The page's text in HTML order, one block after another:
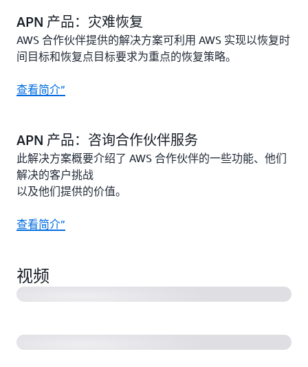
APN 产品：灾难恢复
AWS 合作伙伴提供的解决方案可利用 AWS 实现以恢复时
间目标和恢复点目标要求为重点的恢复策略。
查看简介”
APN 产品：咨询合作伙伴服务
此解决方案概要介绍了 AWS 合作伙伴的一些功能、他们
解决的客户挑战
以及他们提供的价值。
查看简介”
视频